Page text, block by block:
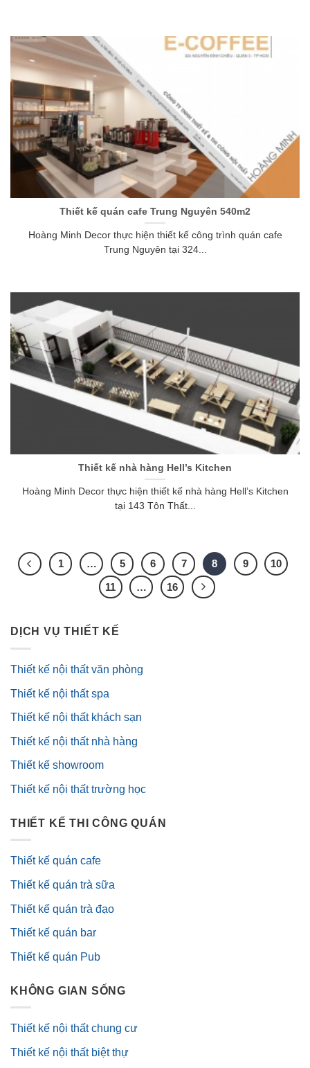
Thiết kế quán cafe Trung Nguyên 540m2
Hoàng Minh Decor thực hiện thiết kế công trình quán cafe
Trung Nguyên tại 324...
Thiết kế nhà hàng Hell’s Kitchen
Hoàng Minh Decor thực hiện thiết kế nhà hàng Hell’s Kitchen
tại 143 Tôn Thất...
1 … 5 6 7 8 9
10
11
… 16
DỊCH VỤ THIẾT KẾ
Thiết kế nội thất văn phòng
Thiết kế nội thất spa
Thiết kế nội thất khách sạn
Thiết kế nội thất nhà hàng
Thiết kế showroom
Thiết kế nội thất trường học
THIẾT KẾ THI CÔNG QUÁN
Thiết kế quán cafe
Thiết kế quán trà sữa
Thiết kế quán trà đạo
Thiết kế quán bar
Thiết kế quán Pub
KHÔNG GIAN SỐNG
Thiết kế nội thất chung cư
Thiết kế nội thất biệt thự